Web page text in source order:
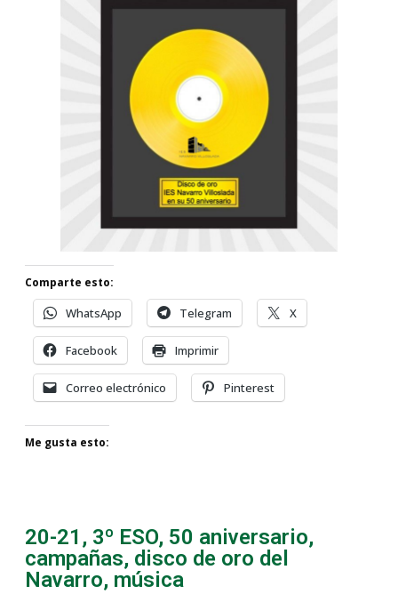
Comparte esto:
WhatsApp Telegram X
Facebook Imprimir
Correo electrónico Pinterest
Me gusta esto:
20-21 , 3º ESO, 50 aniversario,
campañas, disco de oro del
Navarro, música